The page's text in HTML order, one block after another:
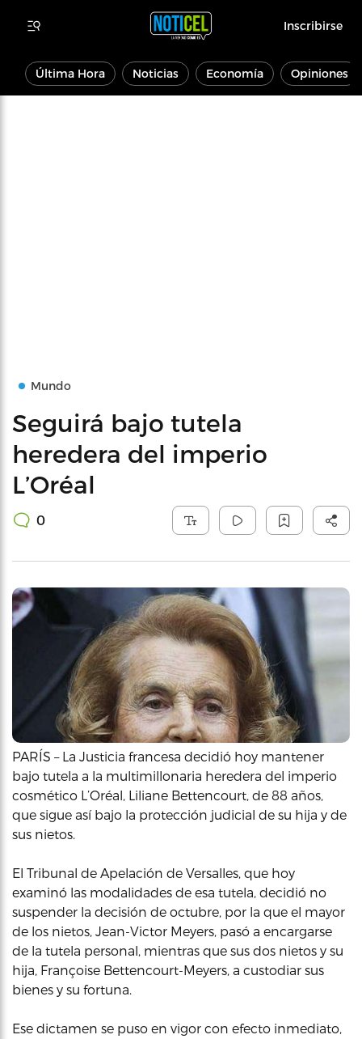
Inscribirse
Última Hora Noticias Economía Opiniones
Mundo
Seguirá bajo tutela
heredera del imperio
L’Oréal
0
PARÍS – La Justicia francesa decidió hoy mantener
bajo tutela a la multimillonaria heredera del imperio
cosmético L’Oréal, Liliane Bettencourt, de 88 años,
que sigue así bajo la protección judicial de su hija y de
sus nietos.
El Tribunal de Apelación de Versalles, que hoy
examinó las modalidades de esa tutela, decidió no
suspender la decisión de octubre, por la que el mayor
de los nietos, Jean-Victor Meyers, pasó a encargarse
de la tutela personal, mientras que sus dos nietos y su
hija, Françoise Bettencourt-Meyers, a custodiar sus
bienes y su fortuna.
Ese dictamen se puso en vigor con efecto inmediato,